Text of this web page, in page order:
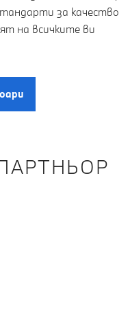
за качество
на всичките ви